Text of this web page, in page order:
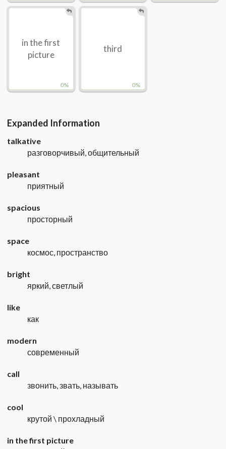
0%
in the first
picture
0%
third
Expanded Information
talkative
разговорчивый, общительный
pleasant
приятный
spacious
просторный
space
космос, пространство
bright
яркий, светлый
like
как
modern
современный
call
звонить, звать, называть
cool
крутой \ прохладный
in the first picture